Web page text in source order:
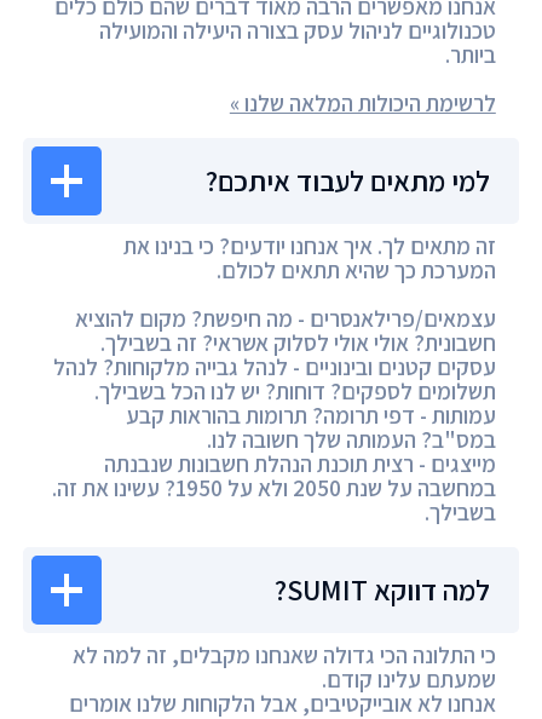
טכנולוגיים לניהול עסק בצורה היעילה והמועילה
ביותר.
לרשימת היכולות המלאה שלנו »
למי מתאים לעבוד איתכם?
זה מתאים לך. איך אנחנו יודעים? כי בנינו את
המערכת כך שהיא תתאים לכולם.
עצמאים/פרילאנסרים - מה חיפשת? מקום להוציא
חשבונית? אולי אולי לסלוק אשראי? זה בשבילך.
עסקים קטנים ובינוניים - לנהל גבייה מלקוחות? לנהל
תשלומים לספקים? דוחות? יש לנו הכל בשבילך.
עמותות - דפי תרומה? תרומות בהוראות קבע
במס"ב? העמותה שלך חשובה לנו.
מייצגים - רצית תוכנת הנהלת חשבונות שנבנתה
במחשבה על שנת 2050 ולא על 1950? עשינו את זה.
בשבילך.
למה דווקא SUMIT?
כי התלונה הכי גדולה שאנחנו מקבלים, זה למה לא
שמעתם עלינו קודם.
אנחנו לא אובייקטיבים, אבל הלקוחות שלנו אומרים